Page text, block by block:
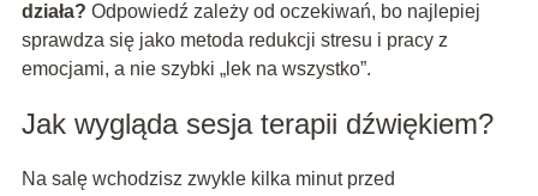
działa? Odpowiedź zależy od oczekiwań, bo najlepiej
sprawdza się jako metoda redukcji stresu i pracy z
emocjami, a nie szybki „lek na wszystko”.
Jak wygląda sesja terapii dźwiękiem?
Na salę wchodzisz zwykle kilka minut przed